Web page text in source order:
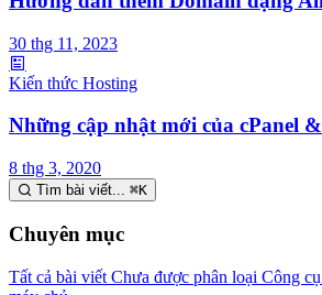
30 thg 11, 2023
Kiến thức Hosting
Những cập nhật mới của cPanel
8 thg 3, 2020
Tìm bài viết... ⌘K
Chuyên mục
Tất cả bài viết Chưa được phân loại Công cụ